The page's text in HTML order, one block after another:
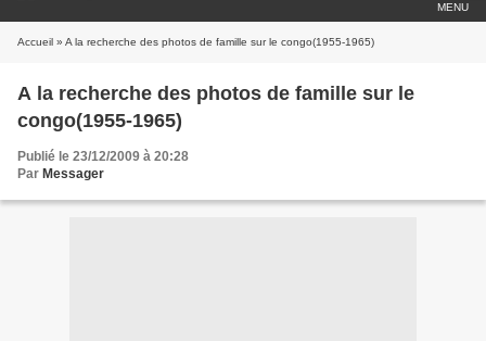
MENU
Accueil » A la recherche des photos de famille sur le congo(1955-1965)
A la recherche des photos de famille sur le
congo(1955-1965)
Publié le 23/12/2009 à 20:28
Par Messager